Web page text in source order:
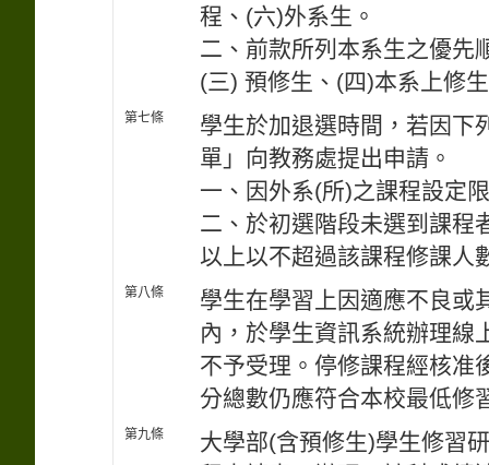
程、(六)外系生。
二、前款所列本系生之優先
(三) 預修生、(四)本系上修
第七條
學生於加退選時間，若因下
單」向教務處提出申請。
一、因外系(所)之課程設定
二、於初選階段未選到課程
以上以不超過該課程修課人
第八條
學生在學習上因適應不良或
內，於學生資訊系統辦理線
不予受理。停修課程經核准
分總數仍應符合本校最低修
第九條
大學部(含預修生)學生修習